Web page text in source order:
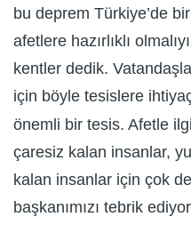
bu deprem Türkiye’de
afetlere hazırlıklı
kentler dedik.
için böyle tesislere
önemli bir tesis. Afetle
çaresiz kalan insanlar,
kalan insanlar için çok
başkanımızı tebrik